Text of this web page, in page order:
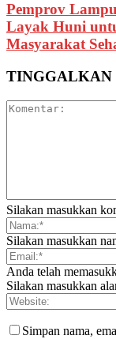
Pemprov
Layak Huni
Masyarakat
TINGGALKAN
Silakan masukkan
Silakan masukkan
Anda telah
Silakan masukkan
Simpan nama,